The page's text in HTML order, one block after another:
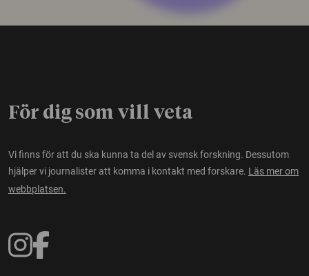
För dig som vill veta
Vi finns för att du ska kunna ta del av svensk forskning. Dessutom
hjälper vi journalister att komma i kontakt med forskare. Läs mer om
webbplatsen.